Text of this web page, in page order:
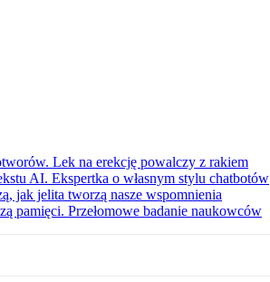
Lek na erekcję powalczy z rakiem
AI. Ekspertka o własnym stylu chatbotów
jak jelita tworzą nasze wspomnienia
pamięci. Przełomowe badanie naukowców